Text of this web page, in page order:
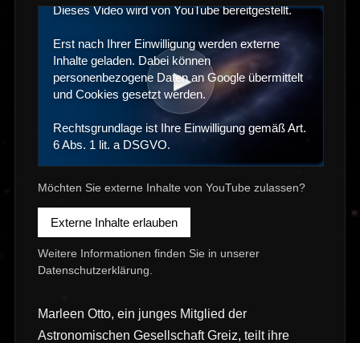
▶
Dieses Video wird von YouTube bereitgestellt.
Erst nach Ihrer Einwilligung werden externe
Inhalte geladen. Dabei können
personenbezogene Daten an Google übermittelt
und Cookies gesetzt werden.
Rechtsgrundlage ist Ihre Einwilligung gemäß Art.
6 Abs. 1 lit. a DSGVO.
Möchten Sie externe Inhalte von YouTube zulassen?
Externe Inhalte erlauben
Weitere Informationen finden Sie in unserer
Datenschutzerklärung
Marleen Otto, ein junges Mitglied der
Astronomischen Gesellschaft Greiz, teilt ihre